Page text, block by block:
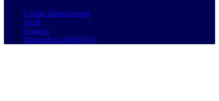
Cookie Einstellungen
AGB
Cookies
Datenschutz (DSGVO)